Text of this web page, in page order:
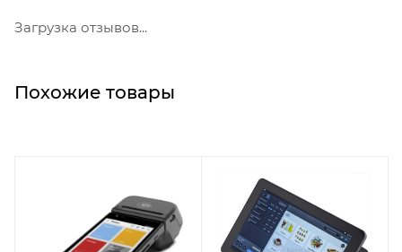
Загрузка отзывов...
Похожие товары